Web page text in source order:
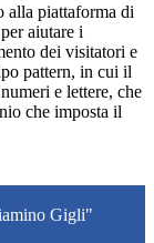
alla piattaforma di
aiutare i
dei visitatori e
pattern, in cui il
e lettere, che
che imposta il
Gigli"